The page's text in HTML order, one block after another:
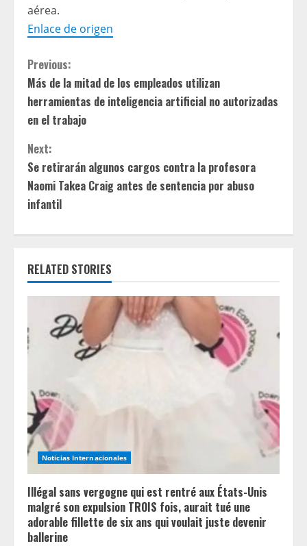
aérea.
Enlace de origen
C
o
n
t
i
n
u
e
R
e
a
d
i
n
g
Previous:
Más de la mitad de los empleados utilizan
herramientas de inteligencia artificial no autorizadas
en el trabajo
Next:
Se retirarán algunos cargos contra la profesora
Naomi Takea Craig antes de sentencia por abuso
infantil
RELATED STORIES
Noticias Internacionales
Illégal sans vergogne qui est rentré aux États-Unis
malgré son expulsion TROIS fois, aurait tué une
adorable fillette de six ans qui voulait juste devenir
ballerine